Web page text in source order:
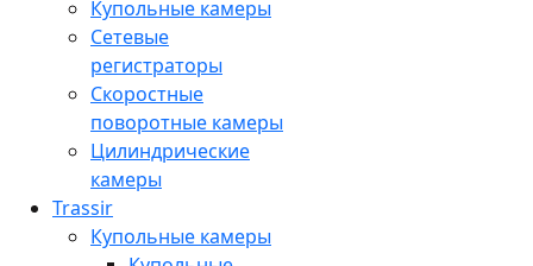
Купольные камеры
Сетевые
регистраторы
Скоростные
поворотные камеры
Цилиндрические
камеры
Trassir
Купольные камеры